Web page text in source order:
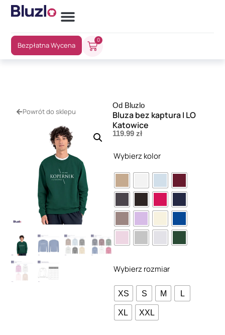
Bezpłatna Wycena
0
Powrót do sklepu
Od Bluzlo
Bluza bez kaptura I LO
Katowice
119.99 zł
Wybierz kolor
Wybierz rozmiar
XS S M L
XL XXL